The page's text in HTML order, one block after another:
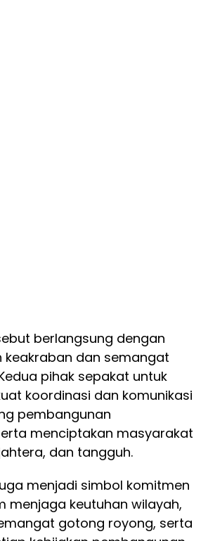
berlangsung dengan
keakraban dan semangat
pihak sepakat untuk
koordinasi dan komunikasi
pembangunan
menciptakan masyarakat
dan tangguh.
menjadi simbol komitmen
menjaga keutuhan wilayah,
gotong royong, serta